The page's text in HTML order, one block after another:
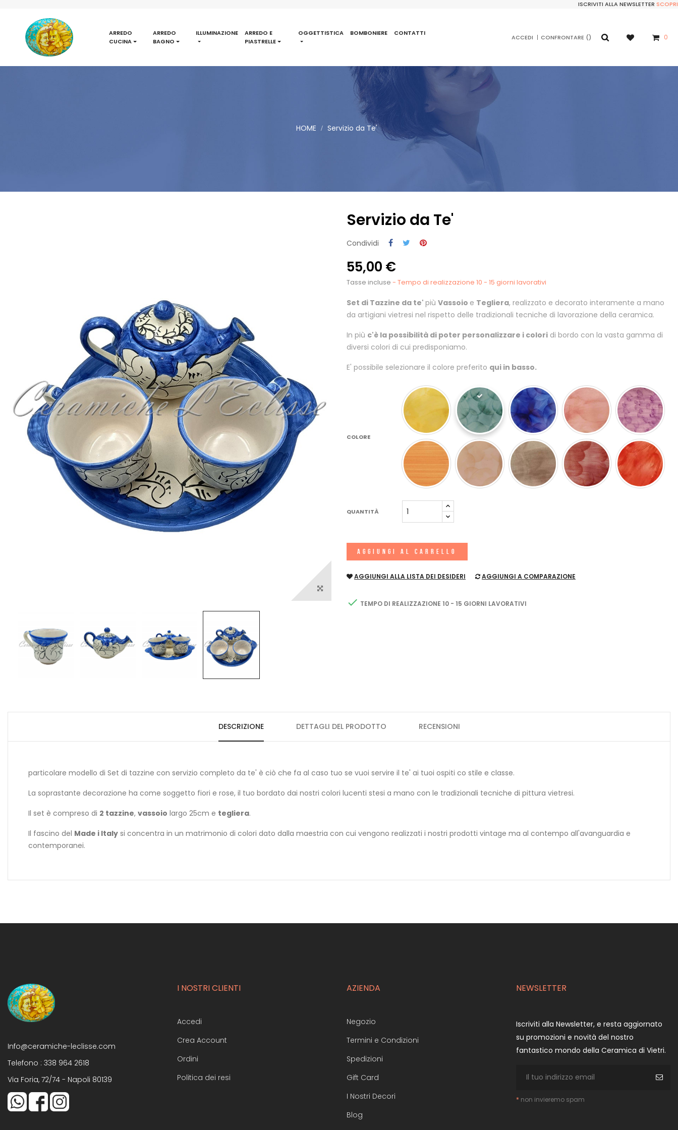
ISCRIVITI ALLA NEWSLETTER SCOPRI
ARREDO
CUCINA
ARREDO
BAGNO
ILLUMINAZIONE
ARREDO E
PIASTRELLE
OGGETTISTICA BOMBONIERE CONTATTI
ACCEDI CONFRONTARE 0
HOME Servizio da Te'
Servizio da Te'
Condividi
55,00 €
Tasse incluse - Tempo di realizzazione 10 - 15 giorni lavorativi
Set di Tazzine da te' più Vassoio e Tegliera, realizzato e decorato interamente a mano
da artigiani vietresi nel rispetto delle tradizionali tecniche di lavorazione della ceramica.
In più c'è la possibilità di poter personalizzare i colori di bordo con la vasta gamma di
diversi colori di cui predisponiamo.
E' possibile selezionare il colore preferito qui in basso.
COLORE
QUANTITÀ
AGGIUNGI AL CARRELLO
AGGIUNGI ALLA LISTA DEI DESIDERI AGGIUNGI A COMPARAZIONE
 TEMPO DI REALIZZAZIONE 10 - 15 GIORNI LAVORATIVI
DESCRIZIONE DETTAGLI DEL PRODOTTO RECENSIONI
particolare modello di Set di tazzine con servizio completo da te' è ciò che fa al caso tuo se vuoi servire il te' ai tuoi ospiti co stile e classe.
La soprastante decorazione ha come soggetto fiori e rose, il tuo bordato dai nostri colori lucenti stesi a mano con le tradizionali tecniche di pittura vietresi.
Il set è compreso di 2 tazzine, vassoio largo 25cm e tegliera.
Il fascino del Made i Italy si concentra in un matrimonio di colori dato dalla maestria con cui vengono realizzati i nostri prodotti vintage ma al contempo all'avanguardia e
contemporanei.
Info@ceramiche-leclisse.com
Telefono : 338 964 2618
Via Foria, 72/74 - Napoli 80139
I NOSTRI CLIENTI
Accedi
Crea Account
Ordini
Politica dei resi
AZIENDA
Negozio
Termini e Condizioni
Spedizioni
Gift Card
I Nostri Decori
Blog
NEWSLETTER
Iscriviti alla Newsletter, e resta aggiornato
su promozioni e novità del nostro
fantastico mondo della Ceramica di Vietri.
* non invieremo spam